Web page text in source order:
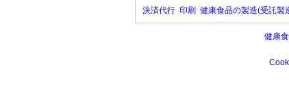
決済代行 印刷 健康食品の製造(受託製
健康